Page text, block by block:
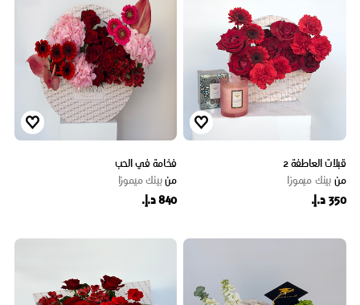
قبلات العاطفة 2
من بينك ميموزا
350 د.إ.
فخامة في الحب
منبينك ميموزا
840 د.إ.